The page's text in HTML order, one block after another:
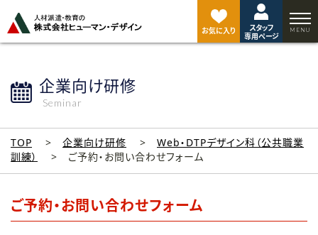
お気に入り
スタッフ
専用ページ
企業向け研修
Seminar
TOP 企業向け研修
Web・DTPデザイン科（公共職業
訓練）
ご予約・お問い合わせフォーム
ご予約・お問い合わせフォーム
ジ
ト